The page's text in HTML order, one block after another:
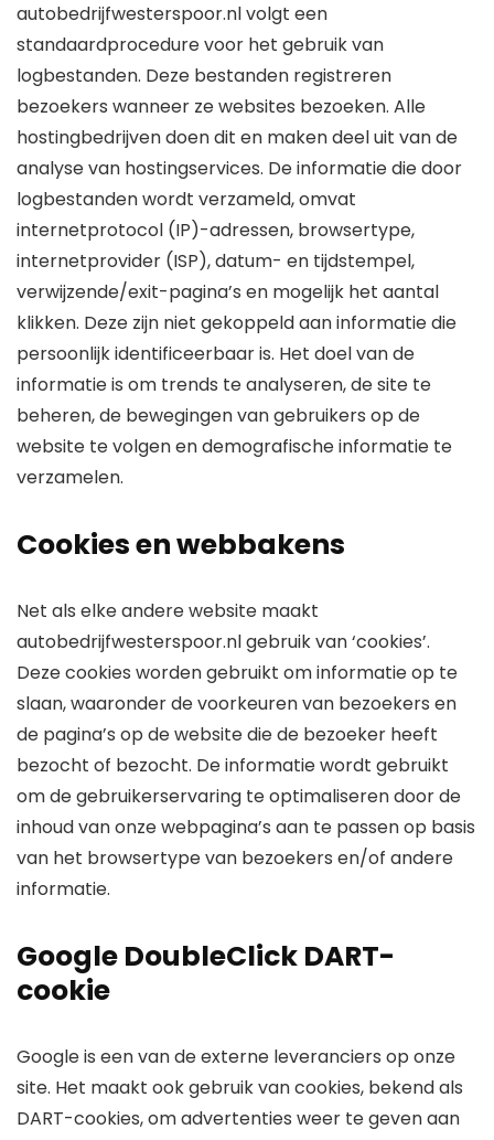
autobedrijfwesterspoor.nl volgt een
standaardprocedure voor het gebruik van
logbestanden. Deze bestanden registreren
bezoekers wanneer ze websites bezoeken. Alle
hostingbedrijven doen dit en maken deel uit van de
analyse van hostingservices. De informatie die door
logbestanden wordt verzameld, omvat
internetprotocol (IP)-adressen, browsertype,
internetprovider (ISP), datum- en tijdstempel,
verwijzende/exit-pagina’s en mogelijk het aantal
klikken. Deze zijn niet gekoppeld aan informatie die
persoonlijk identificeerbaar is. Het doel van de
informatie is om trends te analyseren, de site te
beheren, de bewegingen van gebruikers op de
website te volgen en demografische informatie te
verzamelen.
Cookies en webbakens
Net als elke andere website maakt
autobedrijfwesterspoor.nl gebruik van ‘cookies’.
Deze cookies worden gebruikt om informatie op te
slaan, waaronder de voorkeuren van bezoekers en
de pagina’s op de website die de bezoeker heeft
bezocht of bezocht. De informatie wordt gebruikt
om de gebruikerservaring te optimaliseren door de
inhoud van onze webpagina’s aan te passen op basis
van het browsertype van bezoekers en/of andere
informatie.
Google DoubleClick DART-
cookie
Google is een van de externe leveranciers op onze
site. Het maakt ook gebruik van cookies, bekend als
DART-cookies, om advertenties weer te geven aan